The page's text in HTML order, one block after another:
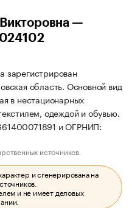
—
зарегистрирован
область. Основной вид
в нестационарных
одеждой и обувью.
и ОГРНИП:
источников.
и сгенерирована на
и не имеет деловых